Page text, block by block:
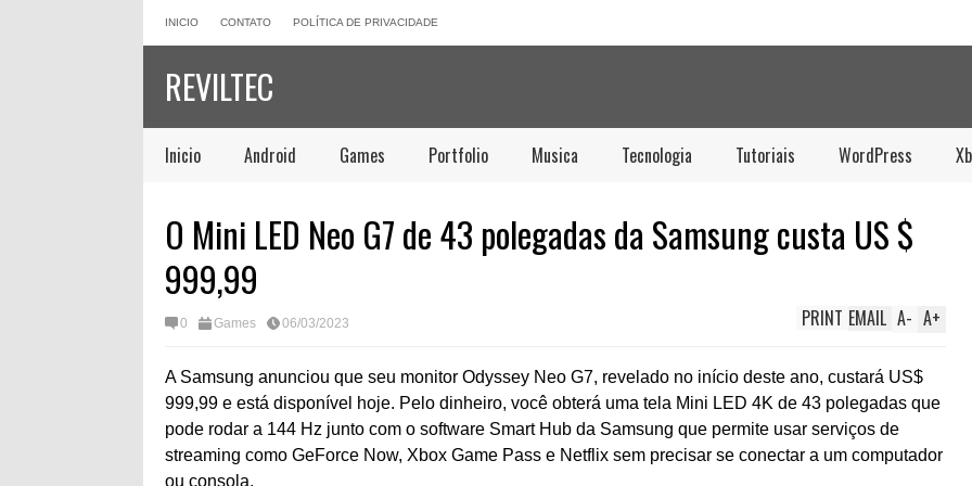
INICIO CONTATO POLÍTICA DE PRIVACIDADE
REVILTEC
Inicio Android Games Portfolio Musica Tecnologia Tutoriais WordPress
O Mini LED Neo G7 de 43 polegadas da Samsung custa US $
999,99
0 Games 06/03/2023 A+
A-
EMAIL
PRINT
A Samsung anunciou que seu monitor Odyssey Neo G7, revelado no início deste ano, custará US$
999,99 e está disponível hoje. Pelo dinheiro, você obterá uma tela Mini LED 4K de 43 polegadas que
pode rodar a 144 Hz junto com o software Smart Hub da Samsung que permite usar serviços de
streaming como GeForce Now, Xbox Game Pass e Netflix sem precisar se conectar a um computador
ou consola.